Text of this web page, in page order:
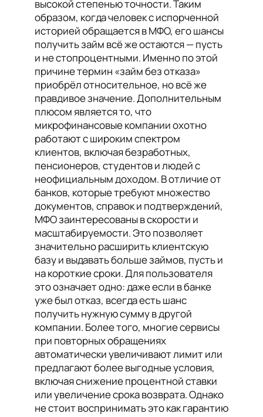
высокой степенью точности. Таким
образом, когда человек с испорченной
историей обращается в МФО, его шансы
получить займ всё же остаются — пусть
и не стопроцентными. Именно по этой
причине термин «займ без отказа»
приобрёл относительное, но всё же
правдивое значение. Дополнительным
плюсом является то, что
микрофинансовые компании охотно
работают с широким спектром
клиентов, включая безработных,
пенсионеров, студентов и людей с
неофициальным доходом. В отличие от
банков, которые требуют множество
документов, справок и подтверждений,
МФО заинтересованы в скорости и
масштабируемости. Это позволяет
значительно расширить клиентскую
базу и выдавать больше займов, пусть и
на короткие сроки. Для пользователя
это означает одно: даже если в банке
уже был отказ, всегда есть шанс
получить нужную сумму в другой
компании. Более того, многие сервисы
при повторных обращениях
автоматически увеличивают лимит или
предлагают более выгодные условия,
включая снижение процентной ставки
или увеличение срока возврата. Однако
не стоит воспринимать это как гарантию